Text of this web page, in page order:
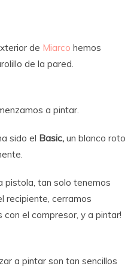
de Miarco hemos
de la pared.
a pintar.
sido el Basic, un blanco roto
pistola, tan solo tenemos
recipiente, cerramos
el compresor, y a pintar!
a pintar son tan sencillos